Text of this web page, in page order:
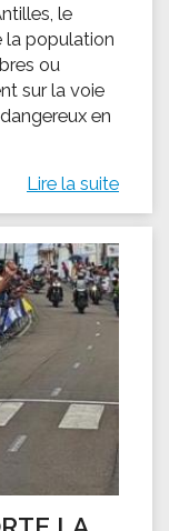
le
la population
ou
sur la voie
en
Lire la suite